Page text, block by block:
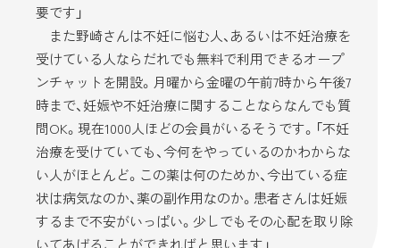
要です」
また野崎さんは不妊に悩む人、あるいは不妊治療を
受けている人ならだれでも無料で利用できるオープ
ンチャットを開設。月曜から金曜の午前7時から午後7
時まで、妊娠や不妊治療に関することならなんでも質
問OK。現在1000人ほどの会員がいるそうです。「不妊
治療を受けていても、今何をやっているのかわからな
い人がほとんど。この薬は何のためか、今出ている症
状は病気なのか、薬の副作用なのか。患者さんは妊娠
するまで不安がいっぱい。少しでもその心配を取り除
いてあげることができればと思います」